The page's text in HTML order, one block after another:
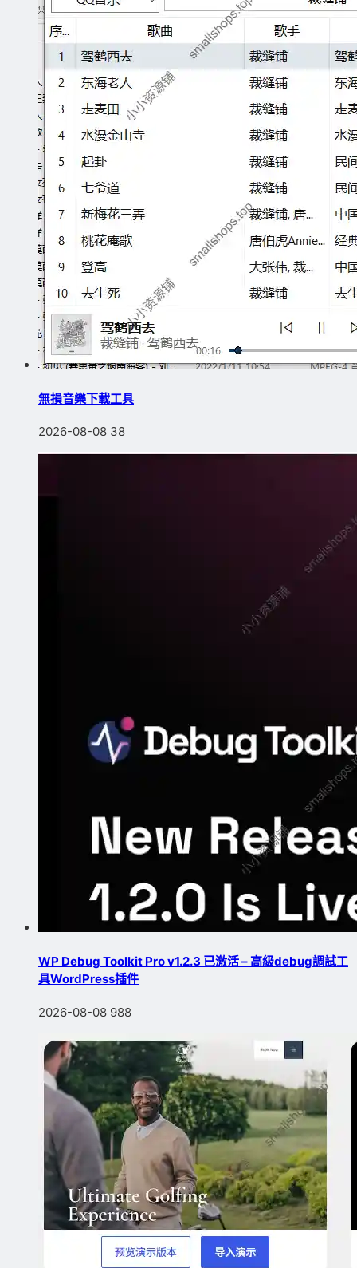
無損音樂下載工具
2026-08-08 38
WP Debug Toolkit Pro v1.2.3 已激活 – 高級debug調試工
具WordPress插件
2026-08-08 988